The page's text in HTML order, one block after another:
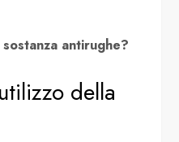
antirughe?
della